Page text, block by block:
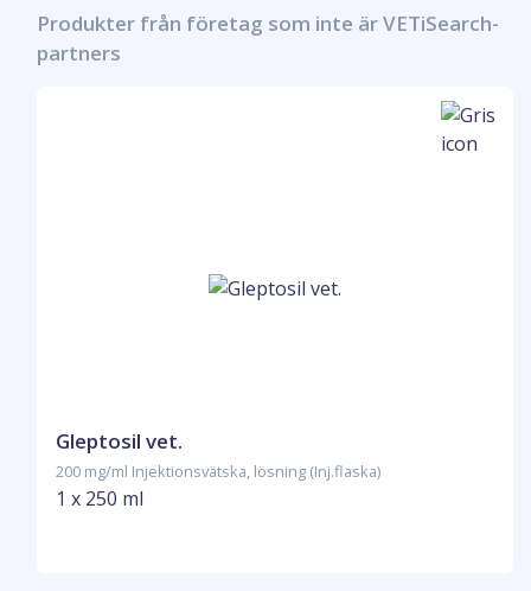
Produkter från företag som inte är VETiSearch-
partners
Gleptosil vet.
200 mg/ml Injektionsvätska, lösning (Inj.flaska)
1 x 250 ml